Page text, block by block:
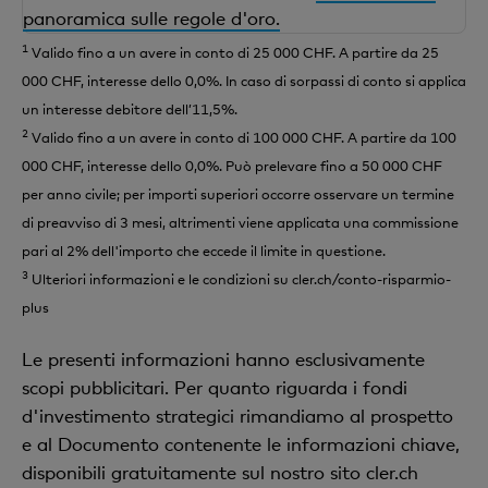
panoramica sulle regole d'oro.
1 Valido fino a un avere in conto di 25 000 CHF. A partire da 25
000 CHF, interesse dello 0,0%. In caso di sorpassi di conto si applica
un interesse debitore dell’11,5%.
2 Valido fino a un avere in conto di 100 000 CHF. A partire da 100
000 CHF, interesse dello 0,0%. Può prelevare fino a 50 000 CHF
per anno civile; per importi superiori occorre osservare un termine
di preavviso di 3 mesi, altrimenti viene applicata una commissione
pari al 2% dell'importo che eccede il limite in questione.
3 Ulteriori informazioni e le condizioni su cler.ch/conto-risparmio-
plus
Le presenti informazioni hanno esclusivamente
scopi pubblicitari. Per quanto riguarda i fondi
d'investimento strategici rimandiamo al prospetto
e al Documento contenente le informazioni chiave,
disponibili gratuitamente sul nostro sito cler.ch